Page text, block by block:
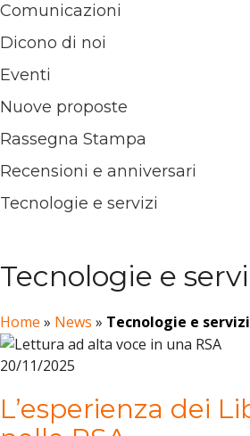
Comunicazioni
Dicono di noi
Eventi
Nuove proposte
Rassegna Stampa
Recensioni e anniversari
Tecnologie e servizi
Tecnologie e
Home » News » Tecnologie e servizi
20/11/2025
L’esperienza dei